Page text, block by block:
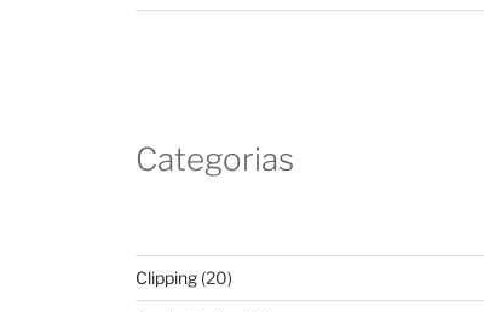
Categorias
Clipping(20)